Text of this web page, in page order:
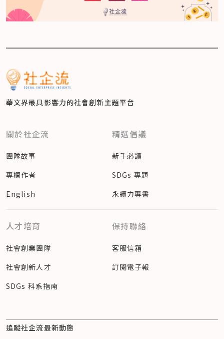
華文界最具影響力的社會創新主題平台
關於社企流
團隊故事
專欄作者
English
精選倡議
新手必讀
SDGs 專題
永續力專書
人才培育
社會創業團隊
社會創新人才
SDGs 科系指南
保持聯絡
客服信箱
訂閱電子報
追蹤社企流最新動態